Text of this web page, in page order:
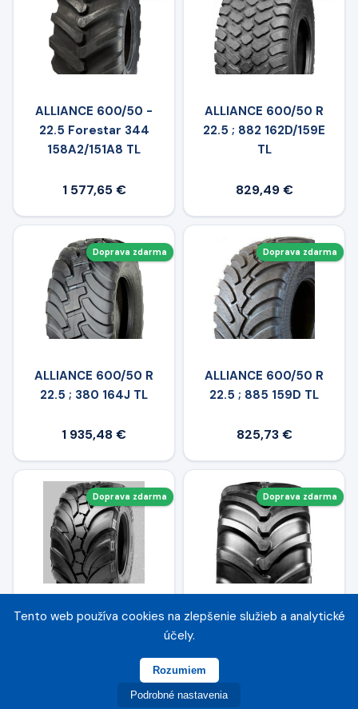
ALLIANCE 600/50 -
22.5 Forestar 344
158A2/151A8 TL
1 577,65 €
ALLIANCE 600/50 R
22.5 ; 882 162D/159E
TL
829,49 €
Doprava zdarma
ALLIANCE 600/50 R
22.5 ; 380 164J TL
1 935,48 €
Doprava zdarma
ALLIANCE 600/50 R
22.5 ; 885 159D TL
825,73 €
Doprava zdarma
ALLIANCE 600/50 R
Doprava zdarma
ALLIANCE 600/50 -
167A2/159A8 TT
Tento web používa cookies na zlepšenie služieb a analytické
účely.
Rozumiem
Podrobné nastavenia